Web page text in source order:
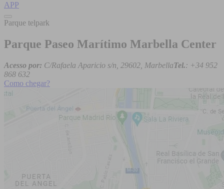
APP
Parque telpark
Parque Paseo Marítimo Marbella Center
Acesso por: C/Rafaela Aparicio s/n, 29602, MarbellaTel.: +34 952
868 632
Como chegar?